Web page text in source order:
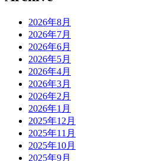
2026年8月
2026年7月
2026年6月
2026年5月
2026年4月
2026年3月
2026年2月
2026年1月
2025年12月
2025年11月
2025年10月
2025年9月